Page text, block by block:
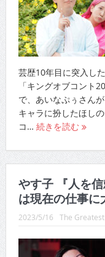
芸歴10年目に突入し
「キングオブコント
で、あいなぷぅさん
キャラに扮したほし
コ… 続きを読む
やす子 『人を
は現在の仕事に
2023/5/16 The